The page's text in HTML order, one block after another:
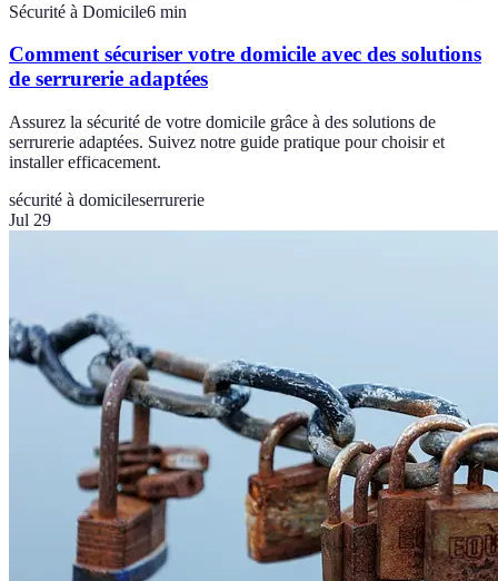
Sécurité à Domicile6 min
Comment sécuriser votre domicile avec des solutions
de serrurerie adaptées
Assurez la sécurité de votre domicile grâce à des solutions de
serrurerie adaptées. Suivez notre guide pratique pour choisir et
installer efficacement.
sécurité à domicileserrurerie
Jul 29